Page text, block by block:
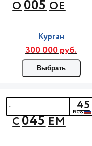
О005ОЕ
Курган
300 000 руб.
Выбрать
С045ЕМ
45